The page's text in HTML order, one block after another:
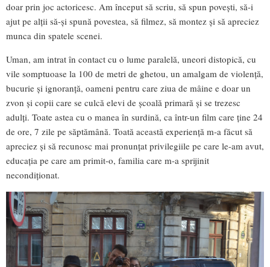
doar prin joc actoricesc. Am început să scriu, să spun povești, să-i
ajut pe alții să-și spună povestea, să filmez, să montez și să apreciez
munca din spatele scenei.
Uman, am intrat în contact cu o lume paralelă, uneori distopică, cu
vile somptuoase la 100 de metri de ghetou, un amalgam de violență,
bucurie și ignoranță, oameni pentru care ziua de mâine e doar un
zvon și copii care se culcă elevi de școală primară și se trezesc
adulți. Toate astea cu o manea în surdină, ca într-un film care ține 24
de ore, 7 zile pe săptămână. Toată această experiență m-a făcut să
apreciez și să recunosc mai pronunțat privilegiile pe care le-am avut,
educația pe care am primit-o, familia care m-a sprijinit
necondiționat.